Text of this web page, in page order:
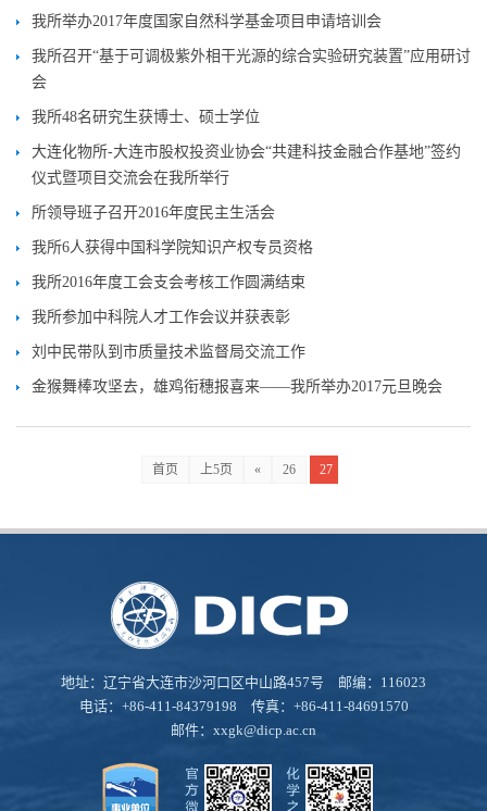
我所举办2017年度国家自然科学基金项目申请培训会
我所召开“基于可调极紫外相干光源的综合实验研究装置”应用研讨
会
我所48名研究生获博士、硕士学位
大连化物所-大连市股权投资业协会“共建科技金融合作基地”签约
仪式暨项目交流会在我所举行
所领导班子召开2016年度民主生活会
我所6人获得中国科学院知识产权专员资格
我所2016年度工会支会考核工作圆满结束
我所参加中科院人才工作会议并获表彰
刘中民带队到市质量技术监督局交流工作
金猴舞棒攻坚去，雄鸡衔穗报喜来——我所举办2017元旦晚会
首页 上5页 « 26 27
地址：辽宁省大连市沙河口区中山路457号 邮编：116023
电话：+86-411-84379198 传真：+86-411-84691570
邮件： xxgk@dicp.ac.cn